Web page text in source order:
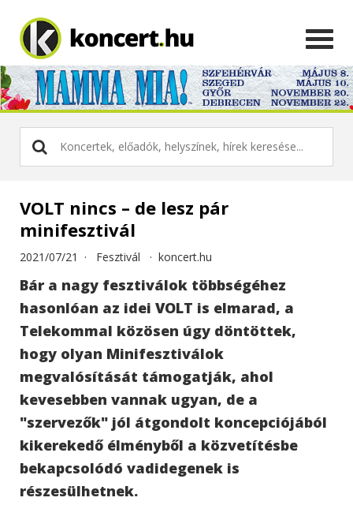
VOLT nincs – de lesz pár
minifesztivál
2021/07/21 · Fesztivál · koncert.hu
Bár a nagy fesztiválok többségéhez
hasonlóan az idei VOLT is elmarad, a
Telekommal közösen úgy döntöttek,
hogy olyan Minifesztiválok
megvalósítását támogatják, ahol
kevesebben vannak ugyan, de a
"szervezők" jól átgondolt koncepciójából
kikerekedő élményből a közvetítésbe
bekapcsolódó vadidegenek is
részesülhetnek.